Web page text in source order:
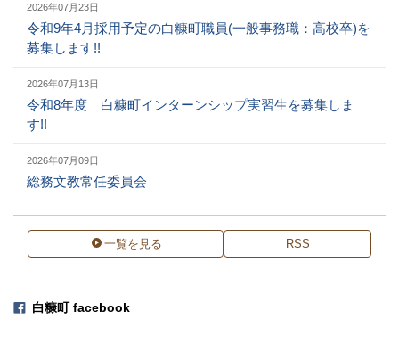
2026年07月23日
令和9年4月採用予定の白糠町職員(一般事務職：高校卒)を
募集します!!
2026年07月13日
令和8年度 白糠町インターンシップ実習生を募集しま
す!!
2026年07月09日
総務文教常任委員会
一覧を見る RSS
関白糠町 facebook